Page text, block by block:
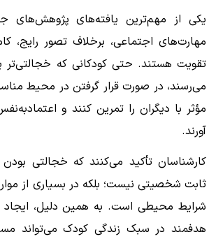
یکی از مهم‌ترین یافته‌های پژوهش‌های
مهارت‌های اجتماعی، برخلاف تصور رایج،
تقویت هستند. حتی کودکانی که خجالتی‌تر
می‌رسند، در صورت قرار گرفتن در محیط
مؤثر با دیگران را تمرین کنند و
آورند.
کارشناسان تأکید می‌کنند که خجالتی
ثابت شخصیتی نیست؛ بلکه در بسیاری از
شرایط محیطی است. به همین دلیل، ایجاد
هدفمند در سبک زندگی کودک می‌تواند